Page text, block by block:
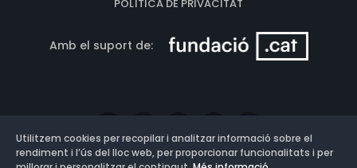
POLÍTICA DE PRIVACITAT
Amb el suport de:
Utilitzem cookies per recopilar i analitzar informació sobre el
rendiment i l’ús del lloc web, per proporcionar funcionalitats i per